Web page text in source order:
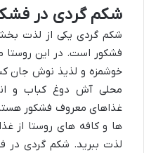
شکم گردی در
شکم گردی یکی از لذت
فشکور است. در این روستا
خوشمزه و لذیذ نوش جان
محلی آش دوغ کباب و
غذاهای معروف فشکور
ها و کافه های روستا از
لذت ببرید. شکم گردی در